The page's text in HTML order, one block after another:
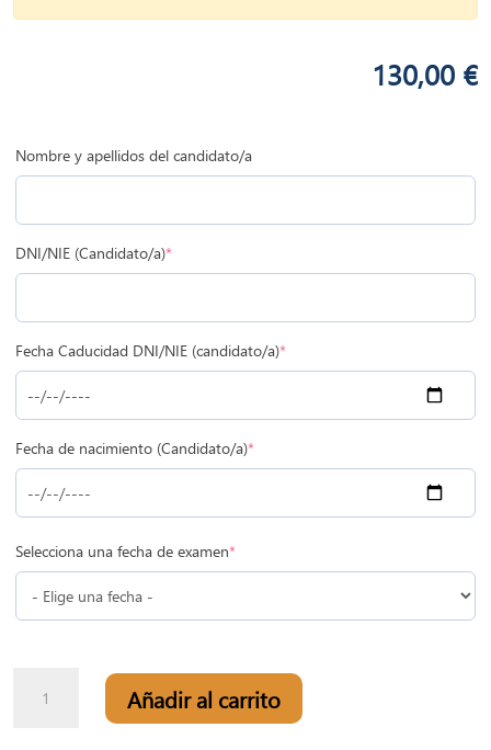
130,00 €
Nombre y apellidos del candidato/a
DNI/NIE (Candidato/a)*
Fecha Caducidad DNI/NIE (candidato/a)*
Fecha de nacimiento (Candidato/a)*
Selecciona una fecha de examen*
Cambridge
Añadir al carrito